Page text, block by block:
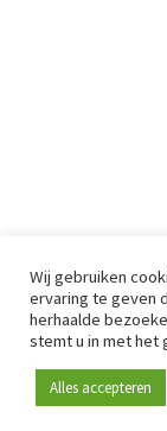
Word lid
Wij gebruiken
ervaring te geven
herhaalde
stemt u in met het
Alles accepteren